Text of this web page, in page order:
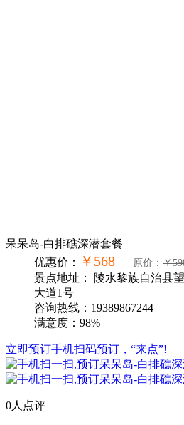
呆呆岛-白排礁深潜套餐
优惠价：
￥568 原价： ￥
景点地址： 陵水黎族自治县
大道1号
咨询热线：19389867244
满意度：98%
立即预订手机扫码预订，“来点”!
0人点评